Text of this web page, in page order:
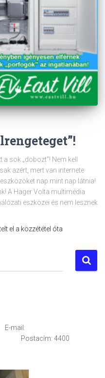
a sok „dobozt”! Nem kell
azért, mert van internete
nap mint nap látnia!
A Hager Volta multimédia
eszközei és nem lesznek
el a közzététel óta
mail:
Postacím: 4400